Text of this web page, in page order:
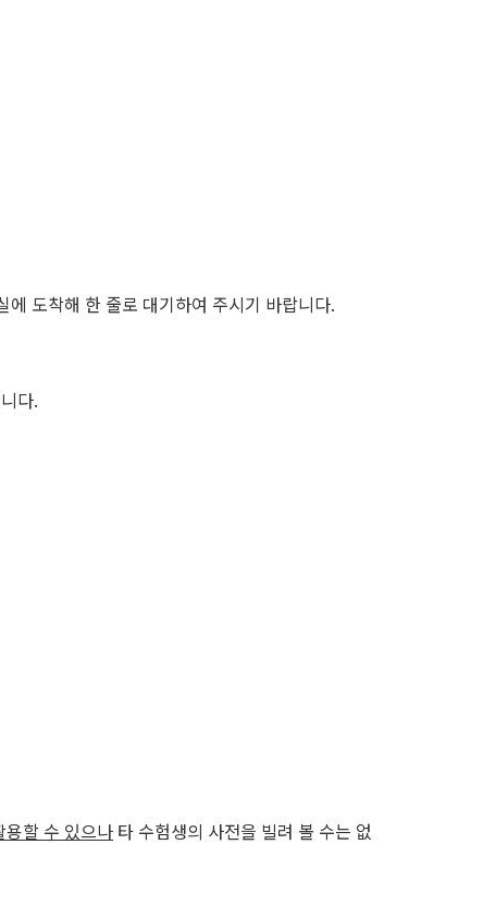
에 도착해 한 줄로 대기하여 주시기 바랍니다.
다.
용할 수 있으나 타 수험생의 사전을 빌려 볼 수는 없